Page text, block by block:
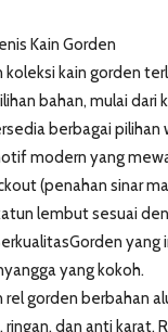
Kain Gorden
koleksi kain gorden
bahan, mulai dari
berbagai pilihan
modern yang
(penahan sinar
lembut sesuai
yang
yang kokoh.
rel gorden berbahan
dan anti karat.